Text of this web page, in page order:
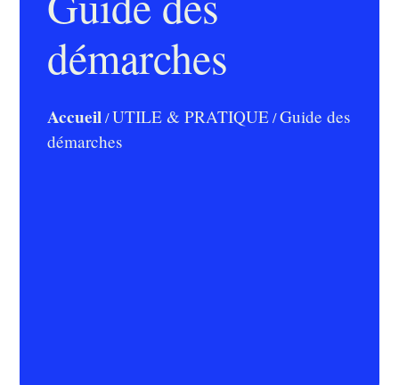
démarches
Accueil/UTILE & PRATIQUE/Guide des
démarches